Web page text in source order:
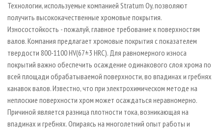
Технологии, используемые компанией Stratum Oy, позволяют
получить высококачественные хромовые покрытия.
Износостойкость - пожалуй, главное требование к поверхностям
валов. Компания предлагает хромовые покрытия с показателем
твердости 800-1100 HV(67±3 HRC). Для равномерного износа
покрытий важно обеспечить осаждение одинакового слоя хрома по
всей площади обрабатываемой поверхности, во впадинах и гребнях
канавок валов. Известно, что при электрохимическом методе на
неплоские поверхности хром может осаждаться неравномерно.
Причиной является разница плотности тока, возникающая на
впадинах и гребнях. Опираясь на многолетний опыт работы и